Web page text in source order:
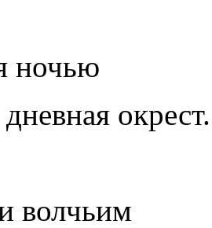
ночью
окрест.
волчьим